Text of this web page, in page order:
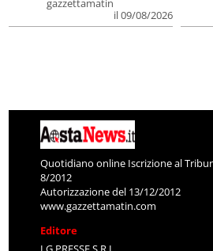
gazzettamatin
il 09/08/2026
Quotidiano online Iscrizione al
8/2012
Autorizzazione del 13/12/2012
www.gazzettamatin.com
Editore